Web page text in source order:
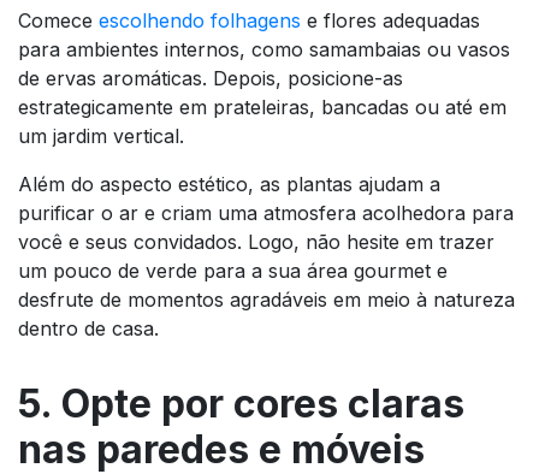
Comece escolhendo folhagens e flores adequadas
para ambientes internos, como samambaias ou vasos
de ervas aromáticas. Depois, posicione-as
estrategicamente em prateleiras, bancadas ou até em
um jardim vertical.
Além do aspecto estético, as plantas ajudam a
purificar o ar e criam uma atmosfera acolhedora para
você e seus convidados. Logo, não hesite em trazer
um pouco de verde para a sua área gourmet e
desfrute de momentos agradáveis em meio à natureza
dentro de casa.
5. Opte por cores claras
nas paredes e móveis